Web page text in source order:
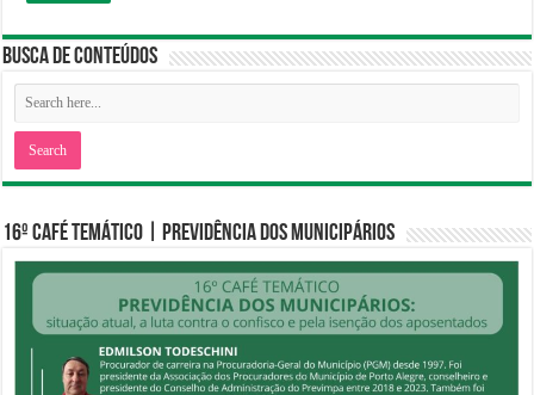
Busca de Conteúdos
16º CAFÉ TEMÁTICO | PREVIDÊNCIA DOS MUNICIPÁRIOS